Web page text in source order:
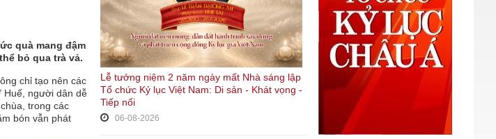
quà mang đậm
bỏ qua trà vả.
chỉ tạo nên các
Huế, người dân dễ
trong các
bón vẫn phát
Lễ tưởng niệm 2 năm ngày mất Nhà sáng lập
Tổ chức Kỷ lục Việt Nam: Di sản - Khát vọng -
Tiếp nối
06-08-2026